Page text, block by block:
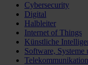
Cybersecurity
Digital
Halbleiter
Internet of Things
Künstliche
Software, Systeme
Telekommunikation